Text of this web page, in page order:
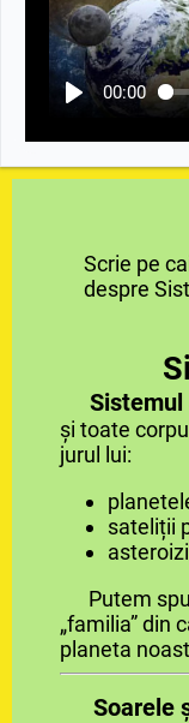
00:00
Scrie pe
despre
Sistemul
și toate
jurul lui:
sateliții
Putem
„familia” din
planeta
Soarele